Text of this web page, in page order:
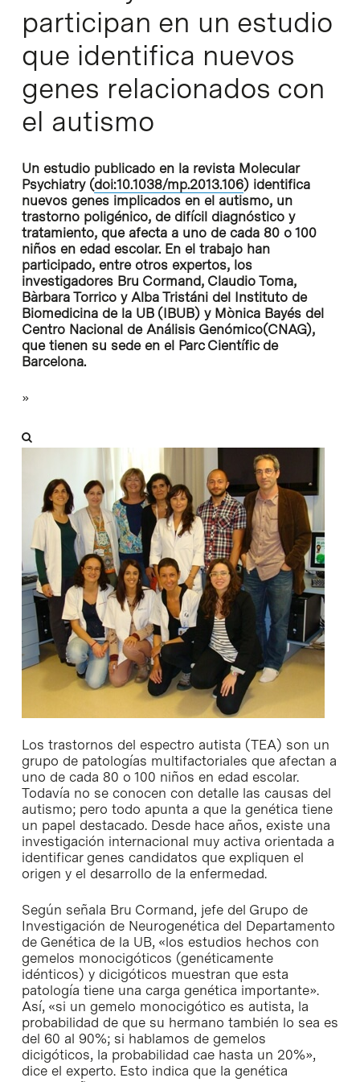
participan en un estudio
que identifica nuevos
genes relacionados con
el autismo
Un estudio publicado en la revista Molecular
Psychiatry (doi:10.1038/mp.2013.106) identifica
nuevos genes implicados en el autismo, un
trastorno poligénico, de difícil diagnóstico y
tratamiento, que afecta a uno de cada 80 o 100
niños en edad escolar. En el trabajo han
participado, entre otros expertos, los
investigadores Bru Cormand, Claudio Toma,
Bàrbara Torrico y Alba Tristáni del Instituto de
Biomedicina de la UB (IBUB) y Mònica Bayés del
Centro Nacional de Análisis Genómico(CNAG),
que tienen su sede en el Parc Científic de
Barcelona.
»
Los trastornos del espectro autista (TEA) son un
grupo de patologías multifactoriales que afectan a
uno de cada 80 o 100 niños en edad escolar.
Todavía no se conocen con detalle las causas del
autismo; pero todo apunta a que la genética tiene
un papel destacado. Desde hace años, existe una
investigación internacional muy activa orientada a
identificar genes candidatos que expliquen el
origen y el desarrollo de la enfermedad.
Según señala Bru Cormand, jefe del Grupo de
Investigación de Neurogenética del Departamento
de Genética de la UB, «los estudios hechos con
gemelos monocigóticos (genéticamente
idénticos) y dicigóticos muestran que esta
patología tiene una carga genética importante».
Así, «si un gemelo monocigótico es autista, la
probabilidad de que su hermano también lo sea es
del 60 al 90%; si hablamos de gemelos
dicigóticos, la probabilidad cae hasta un 20%»,
dice el experto. Esto indica que la genética